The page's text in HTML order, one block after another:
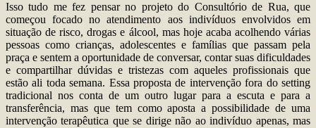
Isso tudo me fez pensar no projeto do Consultório de Rua, que
começou focado no atendimento aos indivíduos envolvidos em
situação de risco, drogas e álcool, mas hoje acaba acolhendo várias
pessoas como crianças, adolescentes e famílias que passam pela
praça e sentem a oportunidade de conversar, contar suas dificuldades
e compartilhar dúvidas e tristezas com aqueles profissionais que
estão ali toda semana. Essa proposta de intervenção fora do setting
tradicional nos conta de um outro lugar para a escuta e para a
transferência, mas que tem como aposta a possibilidade de uma
intervenção terapêutica que se dirige não ao indivíduo apenas, mas